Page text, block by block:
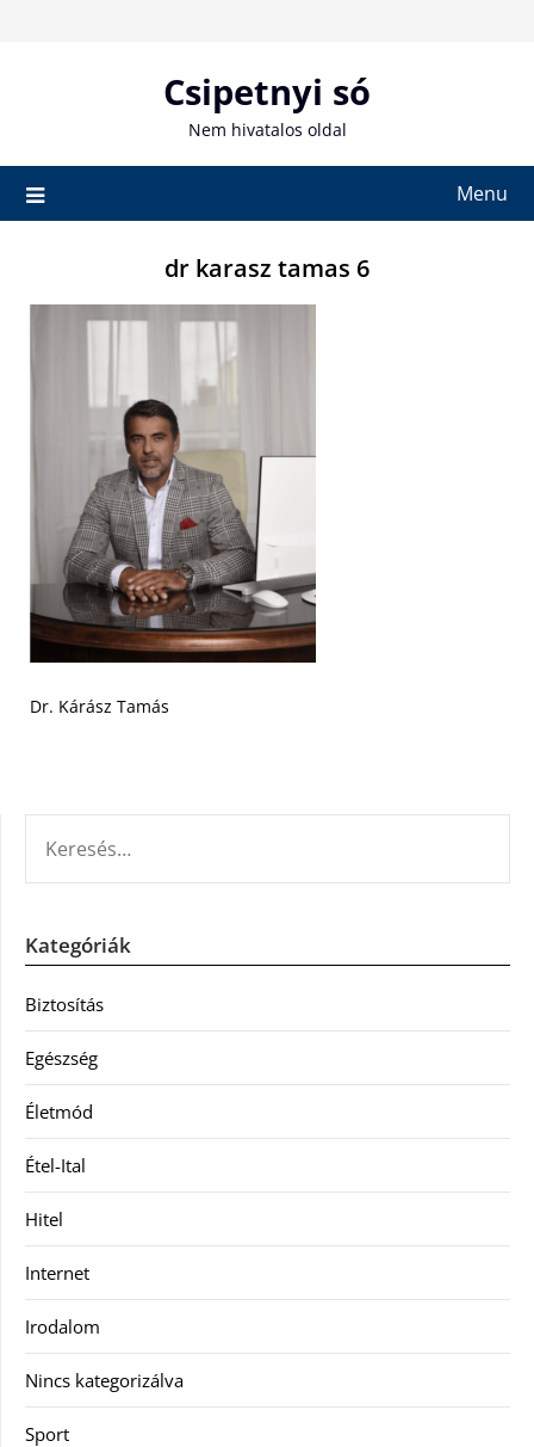
Csipetnyi só
Nem hivatalos oldal
Menu
dr karasz tamas 6
Dr. Kárász Tamás
Kategóriák
Biztosítás
Egészség
Életmód
Étel-Ital
Hitel
Internet
Irodalom
Nincs kategorizálva
Sport